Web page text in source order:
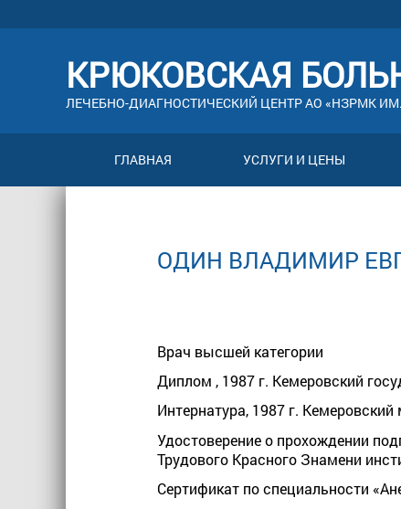
КРЮКОВСКАЯ
ЛЕЧЕБНО-ДИАГНОСТИЧЕСКИЙ ЦЕНТР АО «НЗРМК
ГЛАВНАЯ УСЛУГИ И ЦЕНЫ
ОДИН ВЛАДИМИР
Врач высшей категории
Диплом , 1987 г. Кемеровский
Интернатура, 1987 г.
Удостоверение о прохождении
Трудового Красного Знамени
Сертификат по специальности